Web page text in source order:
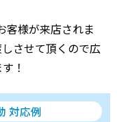
客様が来店されま
させて頂くので広
！
対応例